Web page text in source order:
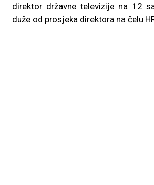
direktor državne televizije na 12
duže od prosjeka direktora na čelu